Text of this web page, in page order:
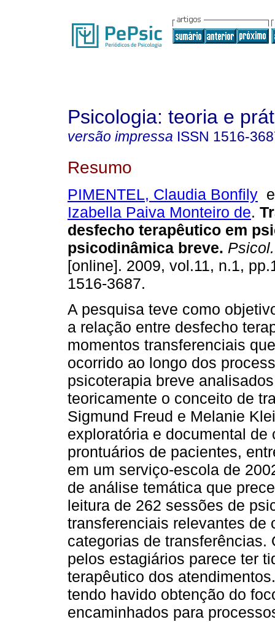
Psicologia: teoria e
versão impressa ISSN 1516-
Resumo
PIMENTEL, Claudia Bonfily
Izabella Paiva Monteiro de.
desfecho terapêutico em
psicodinâmica breve.
[online]. 2009, vol.11, n.1,
1516-3687.
A pesquisa teve como
a relação entre desfecho
momentos transferenciais
ocorrido ao longo dos
psicoterapia breve
teoricamente o conceito de
Sigmund Freud e Melanie
exploratória e documental
prontuários de pacientes,
em um serviço-escola de
de análise temática que
leitura de 262 sessões de
transferenciais relevantes de
categorias de transferências.
pelos estagiários parece ter
terapêutico dos
tendo havido obtenção do
encaminhados para